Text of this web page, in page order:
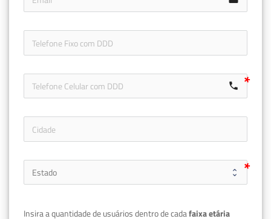
call
Insira a quantidade de usuários dentro de cada